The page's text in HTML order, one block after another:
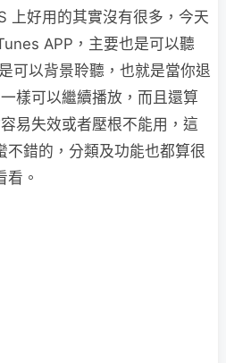
上好用的其實沒有很多，今天
APP，主要也是可以聽
可以背景聆聽，也就是當你退
樣可以繼續播放，而且還算
易失效或者壓根不能用，這
不錯的，分類及功能也都算很
看。